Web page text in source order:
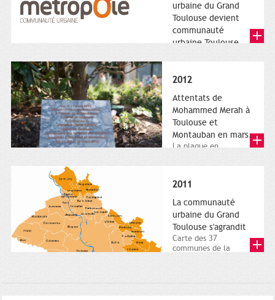
urbaine du Grand
Toulouse devient
communauté
urbaine Toulouse
Métropole,
représentant l'anneau
de Moëbius.
2012
Attentats de
Mohammed Merah à
Toulouse et
Montauban en mars.
La plaque en
Charles-de-Gaulle.
2011
La communauté
urbaine du Grand
Toulouse s'agrandit
Carte des 37
communes de la